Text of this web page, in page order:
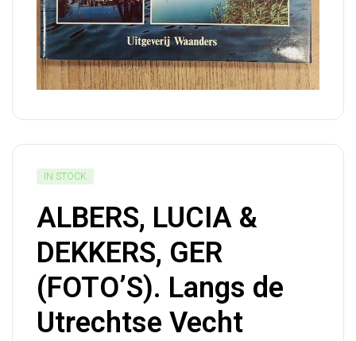
IN STOCK
ALBERS, LUCIA &
DEKKERS, GER
(FOTO’S). Langs de
Utrechtse Vecht